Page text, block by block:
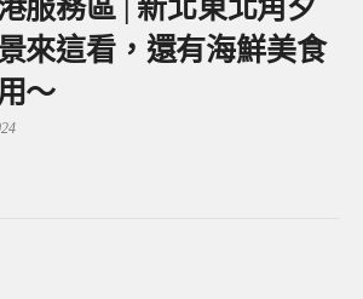
服務區 | 新北東北角夕
來這看，還有海鮮美食
～